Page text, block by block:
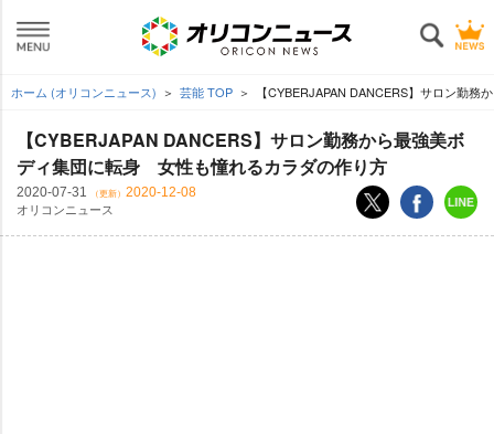
ホーム (オリコンニュース) 芸能 TOP 【CYBERJAPAN DANCERS】サロン勤
【CYBERJAPAN DANCERS】サロン勤務から最強美ボ
ディ集団に転身 女性も憧れるカラダの作り方
2020-07-31 （更新） 2020-12-08
オリコンニュース